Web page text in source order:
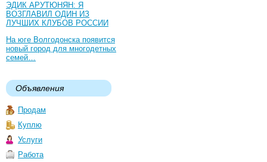
ЭДИК АРУТЮНЯН: Я
ВОЗГЛАВИЛ ОДИН ИЗ
ЛУЧШИХ КЛУБОВ РОССИИ
На юге Волгодонска появится
новый город для многодетных
семей…
Объявления
Продам
Куплю
Услуги
Работа